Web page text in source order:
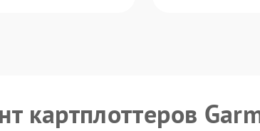
картплоттеров